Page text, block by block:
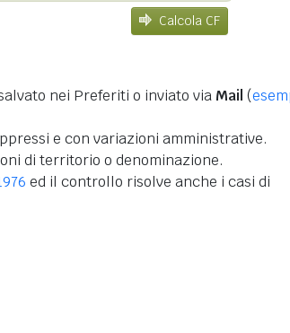
Calcola CF
nei Preferiti o inviato via Mail (
e con variazioni amministrative.
di territorio o denominazione.
ed il controllo risolve anche i casi di